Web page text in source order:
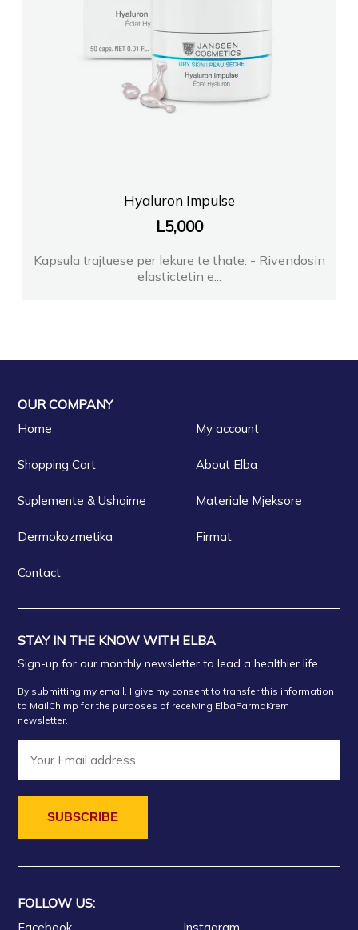
Hyaluron Impulse
L5,000
Kapsula trajtuese per lekure te thate. - Rivendosin
elastictetin e...
OUR COMPANY
Home My account
Shopping Cart About Elba
Suplemente & Ushqime Materiale Mjeksore
Dermokozmetika Firmat
Contact
STAY IN THE KNOW WITH ELBA
Sign-up for our monthly newsletter to lead a healthier life.
By submitting my email, I give my consent to transfer this information
to MailChimp for the purposes of receiving ElbaFarmaKrem
newsletter.
FOLLOW US: